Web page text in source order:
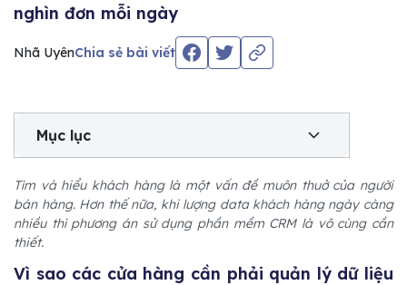
nghìn đơn mỗi ngày
Nhã UyênChia sẻ bài viết
Mục lục
Tìm và hiểu khách hàng là một vấn đề muôn thuở của người
bán hàng. Hơn thế nữa, khi lượng data khách hàng ngày càng
nhiều thì phương án sử dụng phần mềm CRM là vô cùng cần
thiết.
Vì sao các cửa hàng cần phải quản lý dữ liệu